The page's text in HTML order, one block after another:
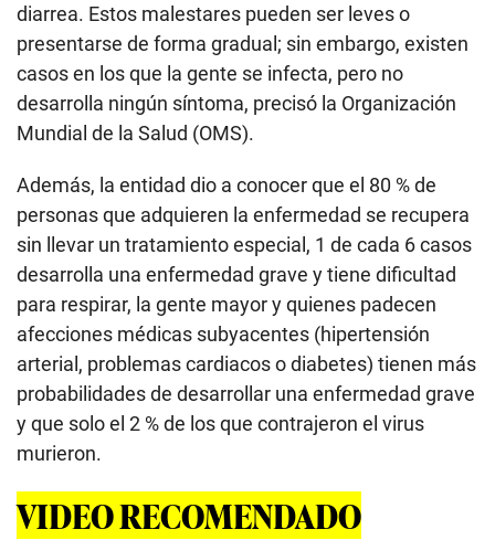
diarrea. Estos malestares pueden ser leves o
presentarse de forma gradual; sin embargo, existen
casos en los que la gente se infecta, pero no
desarrolla ningún síntoma, precisó la Organización
Mundial de la Salud (OMS).
Además, la entidad dio a conocer que el 80 % de
personas que adquieren la enfermedad se recupera
sin llevar un tratamiento especial, 1 de cada 6 casos
desarrolla una enfermedad grave y tiene dificultad
para respirar, la gente mayor y quienes padecen
afecciones médicas subyacentes (hipertensión
arterial, problemas cardiacos o diabetes) tienen más
probabilidades de desarrollar una enfermedad grave
y que solo el 2 % de los que contrajeron el virus
murieron.
VIDEO RECOMENDADO